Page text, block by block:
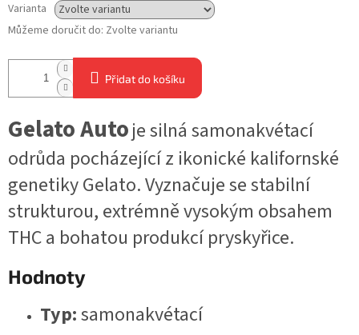
Varianta
Můžeme doručit do: Zvolte variantu
Přidat do košíku
Gelato Autoje silná samonakvétací
odrůda pocházející z ikonické kalifornské
genetiky Gelato. Vyznačuje se stabilní
strukturou, extrémně vysokým obsahem
THC a bohatou produkcí pryskyřice.
Hodnoty
Typ:samonakvétací